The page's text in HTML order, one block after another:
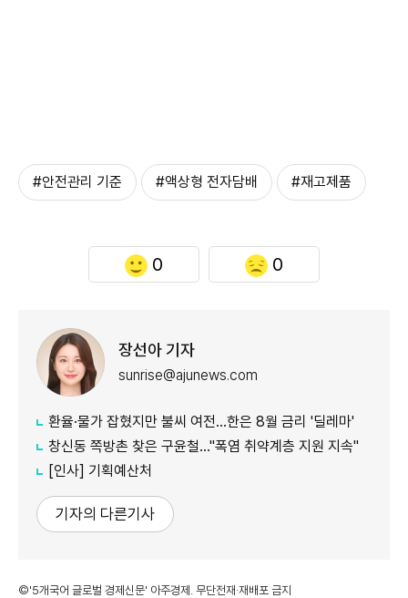
#안전관리 기준 #액상형 전자담배 #재고제품
0 0
장선아 기자
sunrise@ajunews.com
환율·물가 잡혔지만 불씨 여전...한은 8월 금리 '딜레마'
창신동 쪽방촌 찾은 구윤철…"폭염 취약계층 지원 지속"
[인사] 기획예산처
기자의 다른기사
©'5개국어 글로벌 경제신문' 아주경제. 무단전재·재배포 금지